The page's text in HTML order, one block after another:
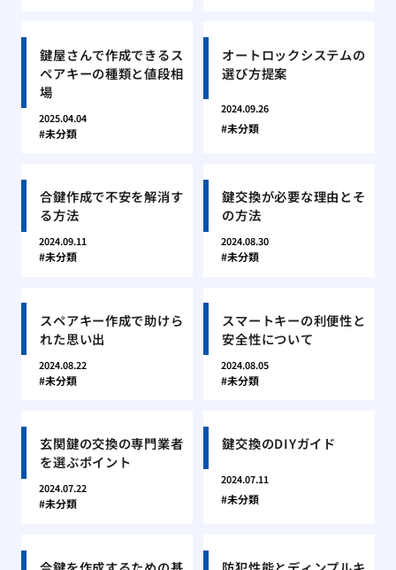
鍵屋さんで作成できるス
ペアキーの種類と値段相
場
2025.04.04
未分類
オートロックシステムの
選び方提案
2024.09.26
未分類
合鍵作成で不安を解消す
る方法
2024.09.11
未分類
鍵交換が必要な理由とそ
の方法
2024.08.30
未分類
スペアキー作成で助けら
れた思い出
2024.08.22
未分類
スマートキーの利便性と
安全性について
2024.08.05
未分類
玄関鍵の交換の専門業者
を選ぶポイント
2024.07.22
未分類
鍵交換のDIYガイド
2024.07.11
未分類